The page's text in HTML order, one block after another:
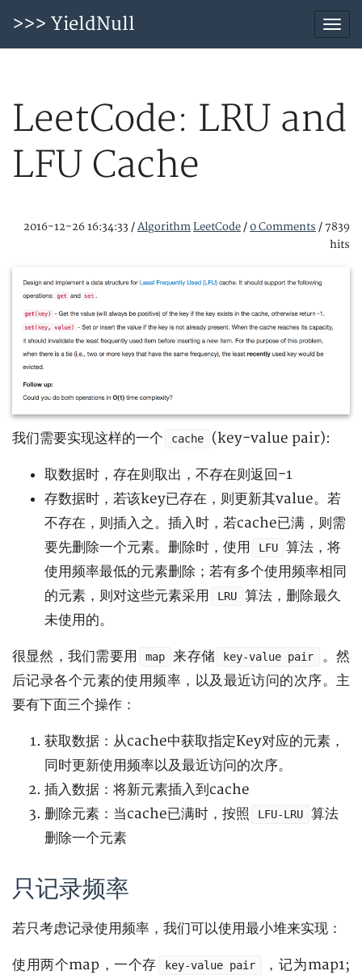
>>> YieldNull
LeetCode: LRU and
LFU Cache
2016-12-26 16:34:33 /AlgorithmLeetCode /0 Comments /
hits
我们需要实现这样的一个 cache (key-value pair):
取数据时，存在则取出，不存在则返回-1
存数据时，若该key已存在，则更新其value。若
不存在，则插入之。插入时，若cache已满，则需
要先删除一个元素。删除时，使用
LFU
算法，将
使用频率最低的元素删除；若有多个使用频率相同
的元素，则对这些元素采用
LRU
算法，删除最久
未使用的。
很显然，我们需要用 map 来存储 key-value pair
。然
后记录各个元素的使用频率，以及最近访问的次序。主
要有下面三个操作：
获取数据：从cache中获取指定Key对应的元素，
同时更新使用频率以及最近访问的次序。
插入数据：将新元素插入到cache
删除元素：当cache已满时，按照
LFU-LRU
算法
删除一个元素
只记录频率
若只考虑记录使用频率，我们可以使用最小堆来实现：
使用两个map，一个存 key-value pair
，记为map1;